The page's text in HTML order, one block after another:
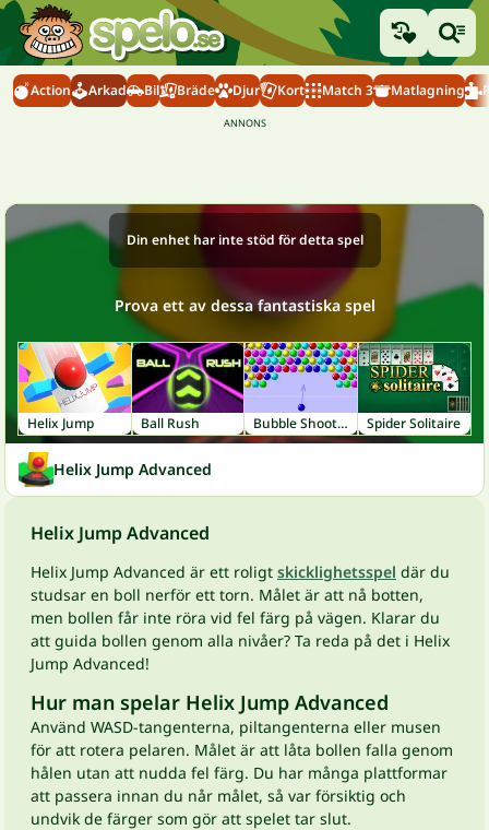
Action Arkad Bil Bräde Djur Kort Match 3 Matlagning
Din enhet har inte stöd för detta spel
Prova ett av dessa fantastiska spel
Helix Jump Ball Rush Bubble Shooter Spider Solitaire
Helix Jump Advanced
Helix Jump Advanced
Helix Jump Advanced är ett roligt skicklighetsspel där du
studsar en boll nerför ett torn. Målet är att nå botten,
men bollen får inte röra vid fel färg på vägen. Klarar du
att guida bollen genom alla nivåer? Ta reda på det i Helix
Jump Advanced!
Hur man spelar Helix Jump Advanced
Använd WASD-tangenterna, piltangenterna eller musen
för att rotera pelaren. Målet är att låta bollen falla genom
hålen utan att nudda fel färg. Du har många plattformar
att passera innan du når målet, så var försiktig och
undvik de färger som gör att spelet tar slut.